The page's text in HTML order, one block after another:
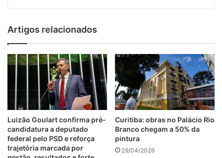
Artigos relacionados
Luizão Goulart confirma pré-
candidatura a deputado
federal pelo PSD e reforça
trajetória marcada por
Curitiba: obras no Palácio Rio
Branco chegam a 50% da
pintura
29/04/2026